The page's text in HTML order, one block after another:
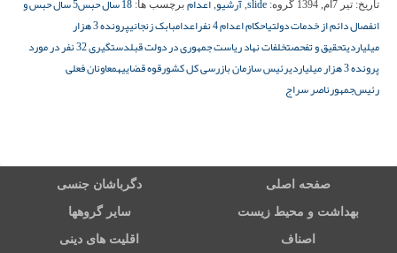
تاریخ: تیر 7ام, 1394 گروه: slide
, آرشیو, اعدام برچسب ها: 18 سال حبس
5 سال حبس و
انفصال دائم از خدمات دولتیاحکام اعدام 4 نفر اعدامبابک زنجانی
پرونده 3 هزار
میلیاردیتحقیق و تفحصتخلفات نهاد ریاست جمهوری در دولت قبل
دستگیری 32 نفر در مورد
پرونده 3 هزار میلیاردی
رئیس سازمان بازرسی کل کشورقوه قضاییهمعاونان فعلی
رئیس‌جمهورناصر سراج
صفحه اصلی دگرباشان جنسی
بهداشت و محیط زیست سایر گروهها
اصناف اقلیت های دینی